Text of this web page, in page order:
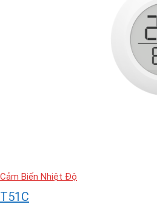
Phụ kiên cho Camera
Phụ Kiện Robot Hút Bụi
Cảm Biến Nhiệt Độ
T51C